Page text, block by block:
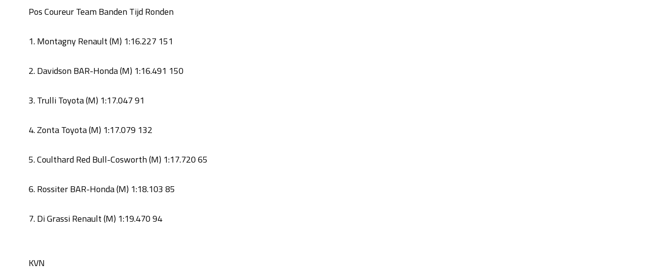
Pos Coureur Team Banden Tijd Ronden
1. Montagny Renault (M) 1:16.227 151
2. Davidson BAR-Honda (M) 1:16.491 150
3. Trulli Toyota (M) 1:17.047 91
4. Zonta Toyota (M) 1:17.079 132
5. Coulthard Red Bull-Cosworth (M) 1:17.720 65
6. Rossiter BAR-Honda (M) 1:18.103 85
7. Di Grassi Renault (M) 1:19.470 94
KVN